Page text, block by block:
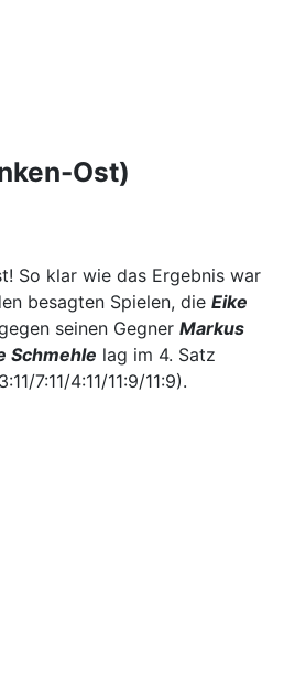
Ost)
So klar wie das Ergebnis war
besagten Spielen, die Eike
seinen Gegner Markus
Schmehle lag im 4. Satz
7:11/4:11/11:9/11:9).